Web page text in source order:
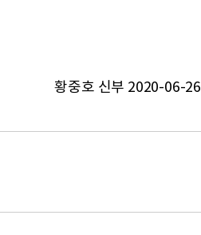
황중호 신부 2020-06-26